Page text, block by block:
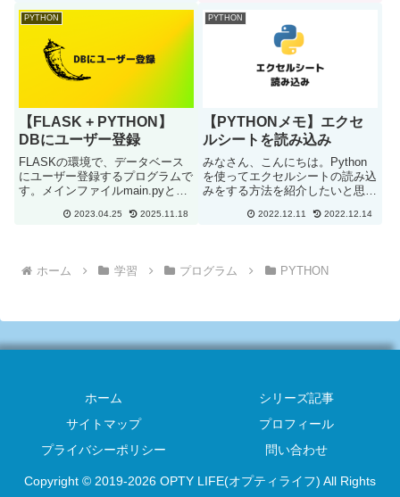
す。データの分布が一目で分かる
ので、データの偏りを判断するこ
とが出来ます。では、早速始め...
のデータを抜き出すプログラムを
作成します。サンプルコード
import datetimeim...
PYTHON
【FLASK + PYTHON】
DBにユーザー登録
FLASKの環境で、データベース
にユーザー登録するプログラムで
す。メインファイルmain.pyとし
Flask, render_template,
2023.04.25 2025.11.18
PYTHON
【PYTHONメモ】エクセ
ルシートを読み込み
みなさん、こんにちは。Python
を使ってエクセルシートの読み込
みをする方法を紹介したいと思い
上記のエクセルシートを読み込む
2022.12.11 2022.12.14
ホーム 学習 プログラム PYTHON
ホーム
シリーズ記事
サイトマップ
プロフィール
プライバシーポリシー
問い合わせ
Copyright © 2019-2026 OPTY LIFE(オプティライフ) All Rights